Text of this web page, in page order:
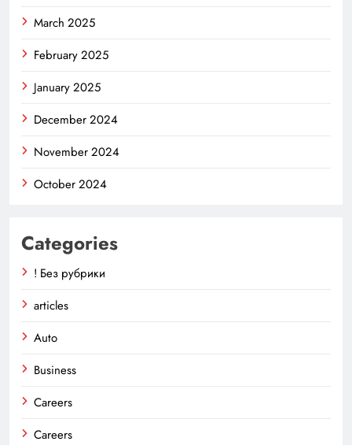
March 2025
February 2025
January 2025
December 2024
November 2024
October 2024
Categories
! Без рубрики
articles
Auto
Business
Careers
Careers